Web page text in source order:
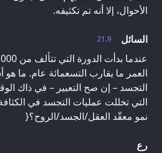
الأحوال، إلا أنه تم تكثيفه.
21.9
السائل
العمر ما يقارب التسعمائة عام. ما
التجسد – إن صح التعبير – في ذاك
التي تخللت عمليات التجسد في الكثافة
نمو معقّد العقل/الجسد/الروح؟{
رع